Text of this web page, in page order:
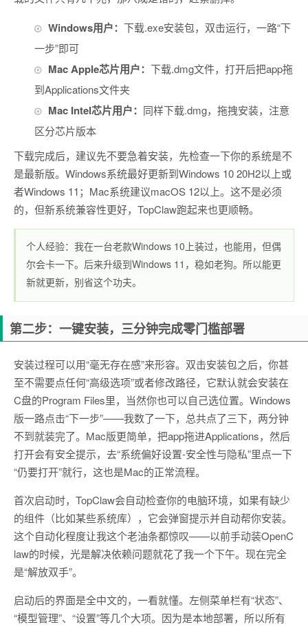
Windows用户： 下载.exe安装包，双击运行，一路“下
一步”即可
Mac Apple芯片用户： 下载.dmg文件，打开后把app拖
到Applications文件夹
Mac Intel芯片用户： 同样下载.dmg，拖拽安装，注意
区分芯片版本
下载完成后，建议先不要急着安装，先检查一下你的系统是不
是最新版。Windows系统最好更新到Windows 10 20H2以上或
者Windows 11；Mac系统建议macOS 12以上。这不是必须
的，但新系统兼容性更好，TopClaw跑起来也更顺畅。
个人经验：我在一台老款Windows 10上装过，也能用，但偶
尔会卡一下。后来升级到Windows 11，稳如老狗。所以能更
新就更新，别省这个功夫。
第二步：一键安装，三分钟完成零门槛部署
安装过程可以用“毫无存在感”来形容。双击安装包之后，你甚
至不需要点任何“高级选项”或者修改路径，它默认就会安装在
C盘的Program Files里，当然你也可以自己选位置。Windows
版一路点击“下一步”——我数了一下，总共点了三下，两分钟
不到就装完了。Mac版更简单，把app拖进Applications，然后
打开会有安全提示，去“系统偏好设置-安全性与隐私”里点一下
“仍要打开”就行，这也是Mac的正常流程。
首次启动时，TopClaw会自动检查你的电脑环境，如果有缺少
的组件（比如某些系统库），它会弹窗提示并自动帮你安装。
这个自动化程度让我这个老油条都惊叹——以前手动装OpenC
law的时候，光是解决依赖问题就花了我一个下午。现在完全
是“解放双手”。
启动后的界面是全中文的，一看就懂。左侧菜单栏有“状态”、
“模型管理”、“设置”等几个大项。因为是本地部署，所以所有